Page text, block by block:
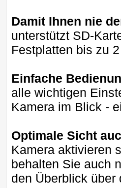
Damit Ihnen nie
unterstützt SD-
Festplatten bis zu
Einfache
alle wichtigen
Kamera im Blick -
Optimale Sicht
Kamera aktivieren
behalten Sie auch
den Überblick über